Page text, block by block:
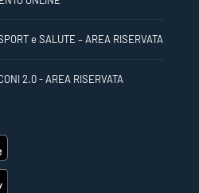
e SALUTE – AREA RISERVATA
2.0 - AREA RISERVATA